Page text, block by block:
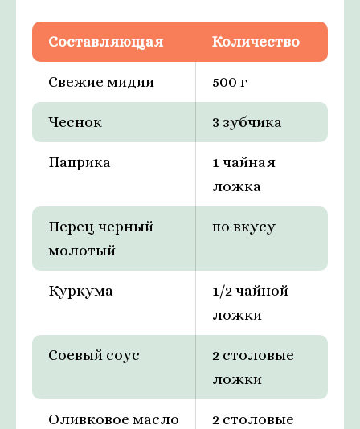
Составляющая Количество
Свежие мидии 500 г
Чеснок 3 зубчика
Паприка
1 чайная
ложка
Перец черный
молотый
по вкусу
Куркума
1/2 чайной
ложки
Соевый соус
2 столовые
ложки
Оливковое масло
2 столовые